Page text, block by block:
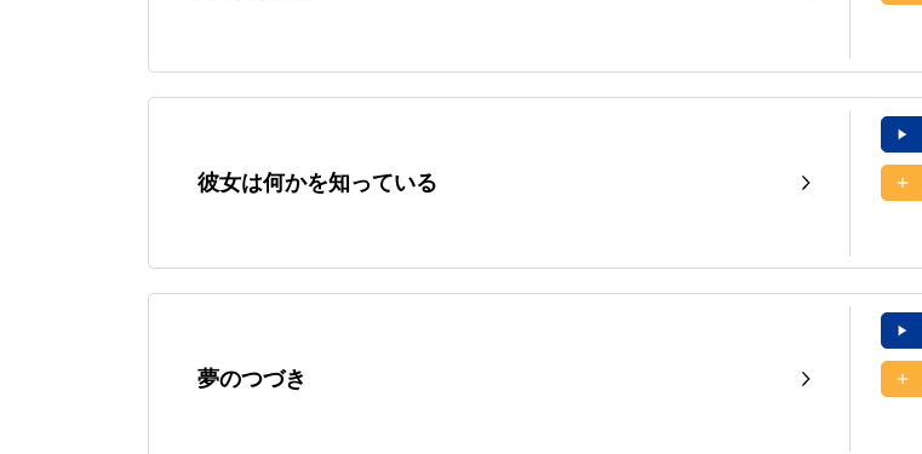
彼女は何かを知っている
夢のつづき